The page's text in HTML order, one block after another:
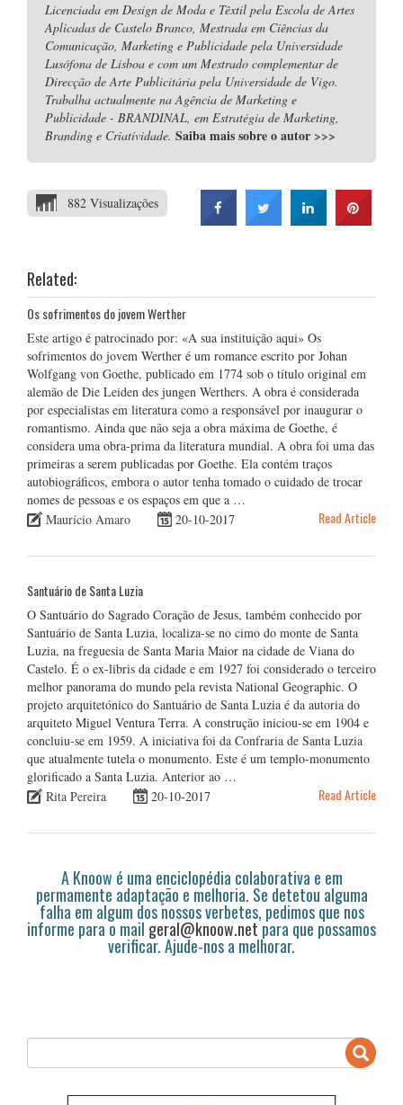
Licenciada em Design de Moda e Têxtil pela Escola de Artes
Aplicadas de Castelo Branco, Mestrada em Ciências da
Comunicação, Marketing e Publicidade pela Universidade
Lusófona de Lisboa e com um Mestrado complementar de
Direcção de Arte Publicitária pela Universidade de Vigo.
Trabalha actualmente na Agência de Marketing e
Publicidade - BRANDINAL, em Estratégia de Marketing,
Branding e Criatividade. Saiba mais sobre o autor >>>
882 Visualizações
Related:
Os sofrimentos do jovem Werther
Este artigo é patrocinado por: «A sua instituição aqui» Os
sofrimentos do jovem Werther é um romance escrito por Johan
Wolfgang von Goethe, publicado em 1774 sob o título original em
alemão de Die Leiden des jungen Werthers. A obra é considerada
por especialistas em literatura como a responsável por inaugurar o
romantismo. Ainda que não seja a obra máxima de Goethe, é
considera uma obra-prima da literatura mundial. A obra foi uma das
primeiras a serem publicadas por Goethe. Ela contém traços
autobiográficos, embora o autor tenha tomado o cuidado de trocar
nomes de pessoas e os espaços em que a …
Maurício Amaro
20-10-2017 Read Article
Santuário de Santa Luzia
O Santuário do Sagrado Coração de Jesus, também conhecido por
Santuário de Santa Luzia, localiza-se no cimo do monte de Santa
Luzia, na freguesia de Santa Maria Maior na cidade de Viana do
Castelo. É o ex-libris da cidade e em 1927 foi considerado o terceiro
melhor panorama do mundo pela revista National Geographic. O
projeto arquitetónico do Santuário de Santa Luzia é da autoria do
arquiteto Miguel Ventura Terra. A construção iniciou-se em 1904 e
concluiu-se em 1959. A iniciativa foi da Confraria de Santa Luzia
que atualmente tutela o monumento. Este é um templo-monumento
glorificado a Santa Luzia. Anterior ao …
Rita Pereira
20-10-2017 Read Article
A Knoow é uma enciclopédia colaborativa e em
permamente adaptação e melhoria. Se detetou alguma
falha em algum dos nossos verbetes, pedimos que nos
informe para o mail geral@knoow.netpara que possamos
verificar. Ajude-nos a melhorar.